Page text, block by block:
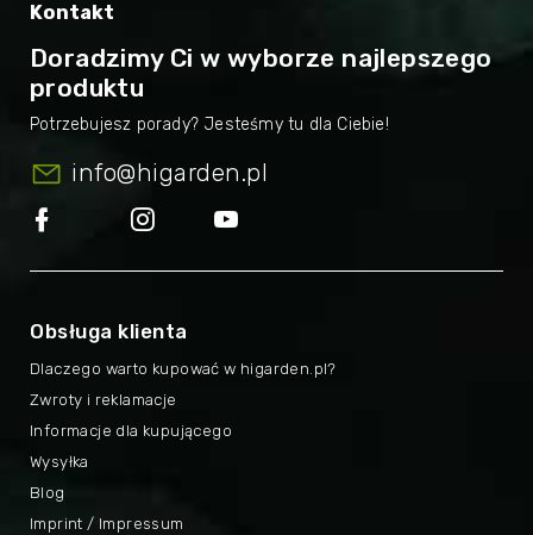
Kontakt
Doradzimy Ci w wyborze najlepszego
produktu
info@higarden.pl
Obsługa klienta
Dlaczego warto kupować w higarden.pl?
Imprint / Impressum
Zwroty i reklamacje
Informacje dla kupującego
Wysyłka
Blog